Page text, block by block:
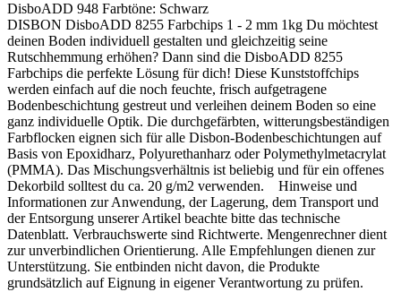
DisboADD 948 Farbtöne: Schwarz
DISBON DisboADD 8255 Farbchips 1 - 2 mm 1kg Du möchtest
deinen Boden individuell gestalten und gleichzeitig seine
Rutschhemmung erhöhen? Dann sind die DisboADD 8255
Farbchips die perfekte Lösung für dich! Diese Kunststoffchips
werden einfach auf die noch feuchte, frisch aufgetragene
Bodenbeschichtung gestreut und verleihen deinem Boden so eine
ganz individuelle Optik. Die durchgefärbten, witterungsbeständigen
Farbflocken eignen sich für alle Disbon-Bodenbeschichtungen auf
Basis von Epoxidharz, Polyurethanharz oder Polymethylmetacrylat
(PMMA). Das Mischungsverhältnis ist beliebig und für ein offenes
Dekorbild solltest du ca. 20 g/m2 verwenden. Hinweise und
Informationen zur Anwendung, der Lagerung, dem Transport und
der Entsorgung unserer Artikel beachte bitte das technische
Datenblatt. Verbrauchswerte sind Richtwerte. Mengenrechner dient
zur unverbindlichen Orientierung. Alle Empfehlungen dienen zur
Unterstützung. Sie entbinden nicht davon, die Produkte
grundsätzlich auf Eignung in eigener Verantwortung zu prüfen.